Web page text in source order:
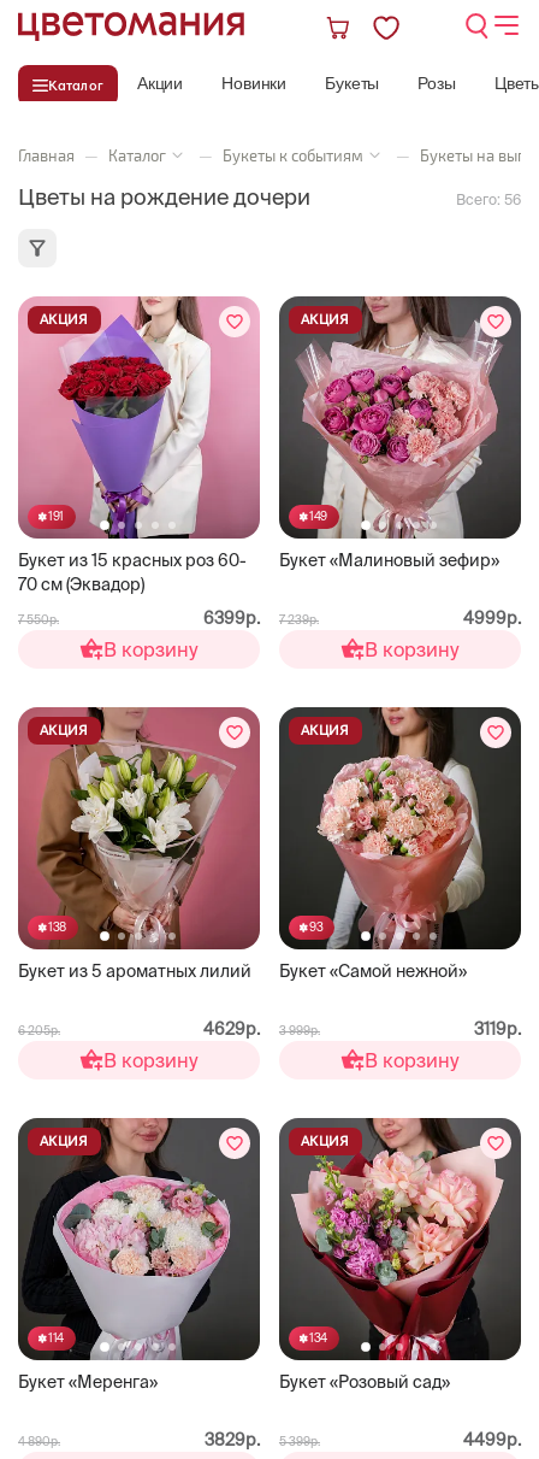
Каталог Акции Новинки Букеты Розы
Главная — Каталог — Букеты к событиям — Букеты на
Цветы на рождение дочери Всего: 56
191
Букет из 15 красных роз 60-
70 см (Эквадор)
АКЦИЯ
7 550р. 6399р.
В корзину
149
Букет «Малиновый зефир»
АКЦИЯ
7 239р. 4999р.
В корзину
138
Букет из 5 ароматных лилий
АКЦИЯ
6 205р. 4629р.
В корзину
93
Букет «Самой нежной»
АКЦИЯ
3 999р. 3119р.
В корзину
114
Букет «Меренга»
АКЦИЯ
4 890р. 3829р.
134
Букет «Розовый сад»
АКЦИЯ
5 399р. 4499р.